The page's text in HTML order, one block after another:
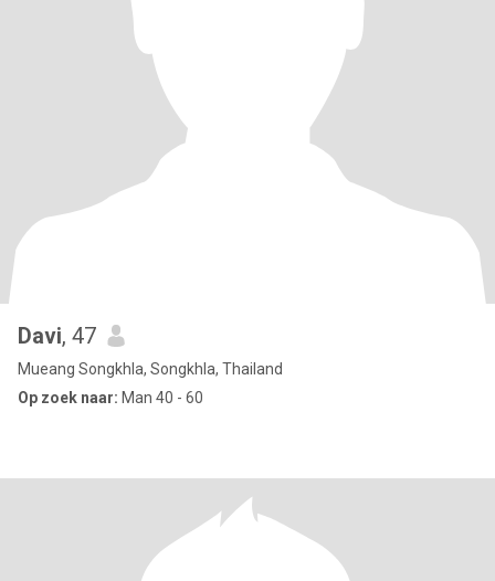
Davi, 47
Mueang Songkhla, Songkhla, Thailand
Op zoek naar: Man 40 - 60